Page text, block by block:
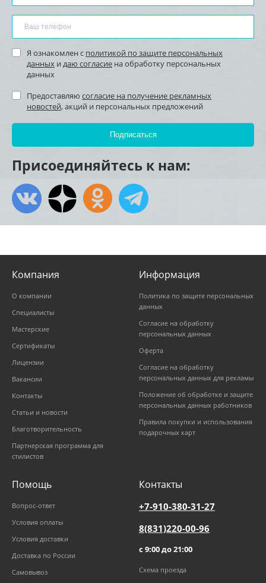
Я ознакомлен с политикой по защите персональных
данных и даю согласие на обработку персональных
данных
Предоставляю согласие на получение рекламных
новостей, акций и персональных предложений
Присоединяйтесь к нам:
Компания
О компании
Специалисты
Мастерские
Сертификаты
Лицензии
Вакансии
Контакты
Статьи и новости
Благотворительность
Партнерская программа для
стилистов
Информация
Политика по защите персональных
данных
Согласие на обработку
персональных данных
Оферта
Согласие на обработку
персональных данных для рекламы
Положение об обработке и защите
персональных данных работников
Правила покупки и использования
подарочных карт
Помощь
Вопрос-ответ
Условия оплаты
Условия доставки
Доставка по России
Самовывоз
Контакты
+7-910-380-31-27
8(831)220-00-96
с 9:00 до 21:00
Схема проезда